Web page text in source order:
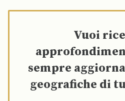
Vuoi
sempre
geografiche di